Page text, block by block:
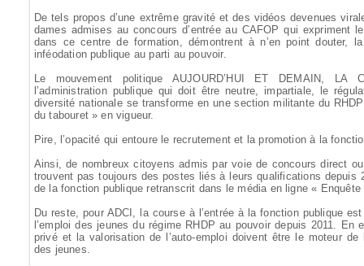
De tels propos d’une extrême gravité et des vidéos devenues
dames admises au concours d’entrée au CAFOP qui expriment
dans ce centre de formation, démontrent à n’en point douter,
inféodation publique au parti au pouvoir.
Le mouvement politique AUJOURD’HUI ET DEMAIN, LA
l’administration publique qui doit être neutre, impartiale, le
diversité nationale se transforme en une section militante du
du tabouret » en vigueur.
Pire, l’opacité qui entoure le recrutement et la promotion à la
Ainsi, de nombreux citoyens admis par voie de concours direct
trouvent pas toujours des postes liés à leurs qualifications depuis
de la fonction publique retranscrit dans le média en ligne « Enquête
Du reste, pour ADCI, la course à l’entrée à la fonction publique
l’emploi des jeunes du régime RHDP au pouvoir depuis 2011.
privé et la valorisation de l’auto-emploi doivent être le moteur de
des jeunes.